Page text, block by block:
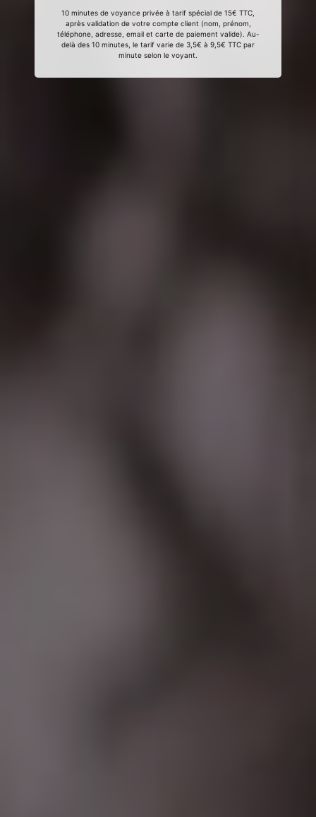
10 minutes de voyance privée à tarif spécial de 15€ TTC,
après validation de votre compte client (nom, prénom,
téléphone, adresse, email et carte de paiement valide). Au-
delà des 10 minutes, le tarif varie de 3,5€ à 9,5€ TTC par
minute selon le voyant.